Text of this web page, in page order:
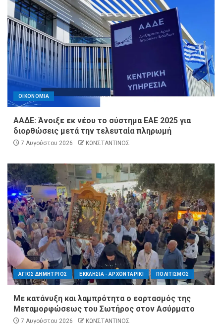
ΟΙΚΟΝΟΜΙΑ
ΑΑΔΕ: Άνοιξε εκ νέου το σύστημα ΕΑΕ 2025 για
διορθώσεις μετά την τελευταία πληρωμή
7 Αυγούστου 2026 ΚΩΝΣΤΑΝΤΙΝΟΣ
ΑΓΙΟΣ ΔΗΜΗΤΡΙΟΣ ΕΚΚΛΗΣΙΑ - ΑΡΧΟΝΤΑΡΙΚΙ ΠΟΛΙΤΙΣΜΟΣ
Με κατάνυξη και λαμπρότητα ο εορτασμός της
Μεταμορφώσεως του Σωτήρος στον Ασύρματο
7 Αυγούστου 2026 ΚΩΝΣΤΑΝΤΙΝΟΣ